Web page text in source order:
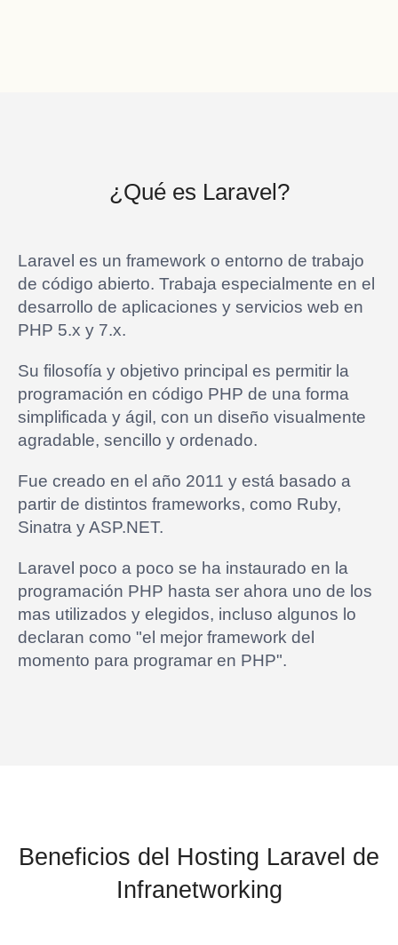
¿Qué es Laravel?
Laravel es un framework o entorno de trabajo
de código abierto. Trabaja especialmente en el
desarrollo de aplicaciones y servicios web en
PHP 5.x y 7.x.
Su filosofía y objetivo principal es permitir la
programación en código PHP de una forma
simplificada y ágil, con un diseño visualmente
agradable, sencillo y ordenado.
Fue creado en el año 2011 y está basado a
partir de distintos frameworks, como Ruby,
Sinatra y ASP.NET.
Laravel poco a poco se ha instaurado en la
programación PHP hasta ser ahora uno de los
mas utilizados y elegidos, incluso algunos lo
declaran como "el mejor framework del
momento para programar en PHP".
Beneficios del Hosting Laravel de
Infranetworking